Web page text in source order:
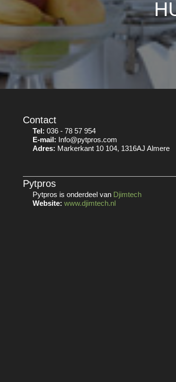
Contact
Tel: 036 - 78 57 954
E-mail: Info@pytpros.com
Adres: Markerkant 10 104, 1316AJ Almere
Pytpros
Pytpros is onderdeel van Djimtech
Website: www.djimtech.nl